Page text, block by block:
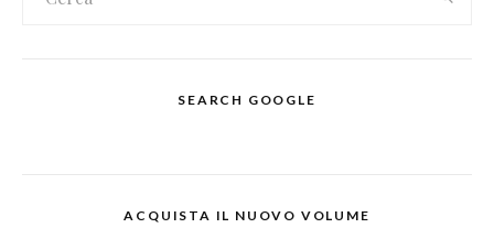
SEARCH GOOGLE
ACQUISTA IL NUOVO VOLUME